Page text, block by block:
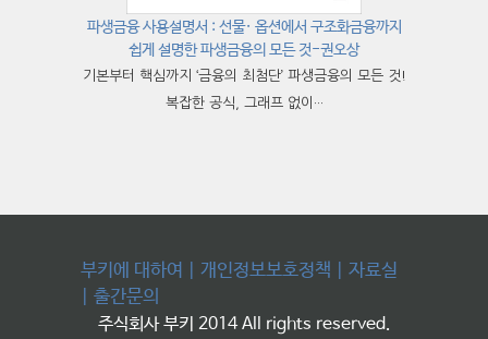
파생금융 사용설명서 : 선물· 옵션에서 구조화금융까지
쉽게 설명한 파생금융의 모든 것-권오상
기본부터 핵심까지 ‘금융의 최첨단’ 파생금융의 모든 것!
복잡한 공식, 그래프 없이···
부키에 대하여 개인정보보호정책
자료실
출간문의
주식회사 부키 2014 All rights reserved.